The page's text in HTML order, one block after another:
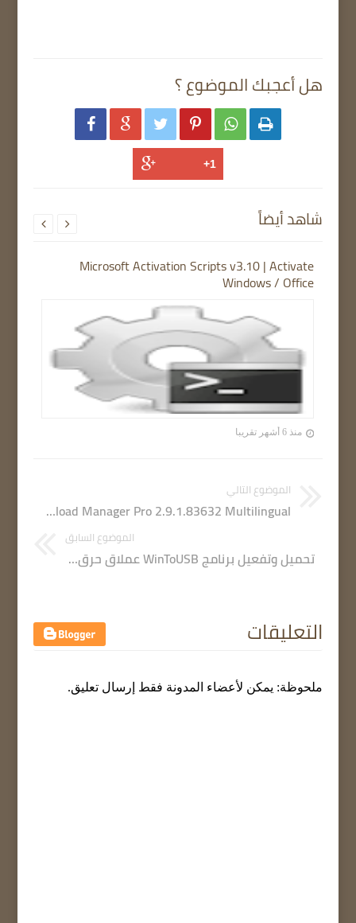
هل أعجبك الموضوع ؟
     
شاهد أيضاً
Microsoft Activation Scripts v3.10 | Activate
Windows / Office
منذ 6 أشهر تقريبا
 
الموضوع التالي
Ant Download Manager Pro 2.9.1.83632 Multilingual
الموضوع السابق
تحميل وتفعيل برنامج WinToUSB عملاق حرق الويندوز وملفات الأيزو على الفلاشة آخر إصدار
التعليقات
ملحوظة: يمكن لأعضاء المدونة فقط إرسال تعليق.